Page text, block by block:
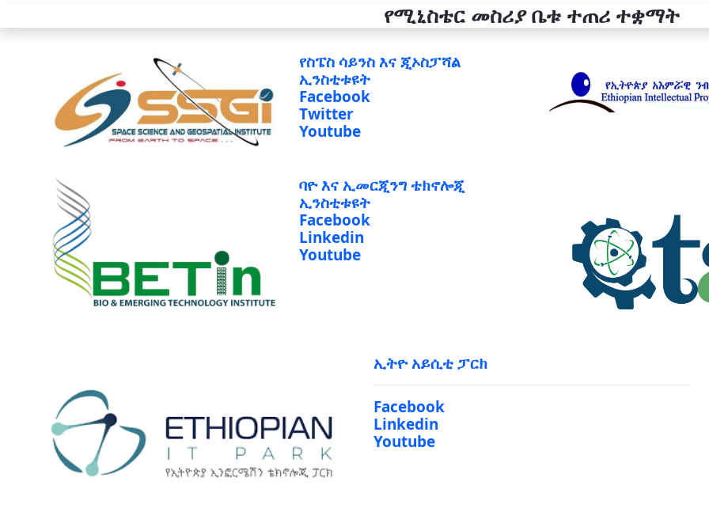
የሚኒስቴር መስሪያ ቤቱ ተጠሪ ተቋማት
የስፔስ ሳይንስ እና ጂኦስፓሻል
ኢንስቲቱዩት
Facebook
Twitter
Youtube
ባዮ እና ኢመርጂንግ ቴክኖሎጂ
ኢንስቲቱዩት
Facebook
Linkedin
Youtube
ኢትዮ አይሲቲ ፓርክ
Facebook
Linkedin
Youtube